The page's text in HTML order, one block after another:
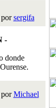
porsergifa
-
donde
porMichael